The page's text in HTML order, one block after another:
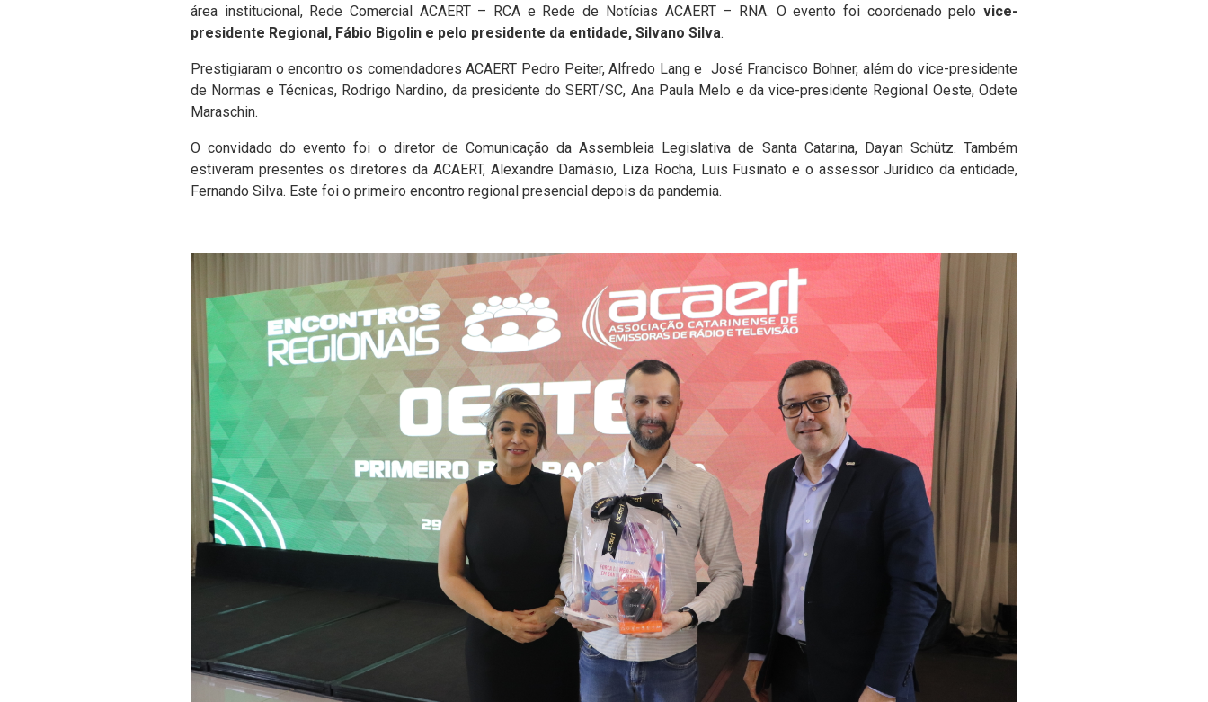
área institucional, Rede Comercial ACAERT – RCA e Rede de Notícias ACAERT – RNA. O evento foi coordenado pelo vice-
presidente Regional, Fábio Bigolin e pelo presidente da entidade, Silvano Silva.
Prestigiaram o encontro os comendadores ACAERT Pedro Peiter, Alfredo Lang e José Francisco Bohner, além do vice-presidente
de Normas e Técnicas, Rodrigo Nardino, da presidente do SERT/SC, Ana Paula Melo e da vice-presidente Regional Oeste, Odete
Maraschin.
O convidado do evento foi o diretor de Comunicação da Assembleia Legislativa de Santa Catarina, Dayan Schütz. Também
estiveram presentes os diretores da ACAERT, Alexandre Damásio, Liza Rocha, Luis Fusinato e o assessor Jurídico da entidade,
Fernando Silva. Este foi o primeiro encontro regional presencial depois da pandemia.